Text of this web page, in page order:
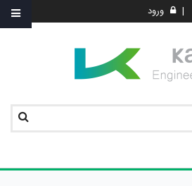
| ورود